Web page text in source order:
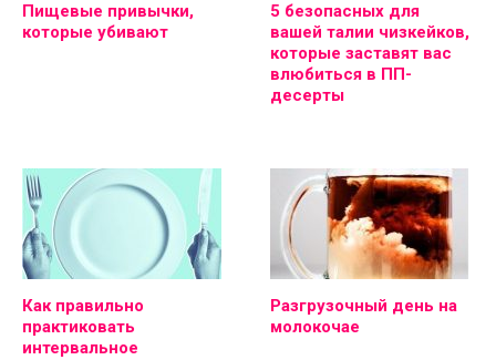
Пищевые привычки,
которые убивают
5 безопасных для
вашей талии чизкейков,
которые заставят вас
влюбиться в ПП-
десерты
Как правильно
практиковать
интервальное
Разгрузочный день на
молокочае